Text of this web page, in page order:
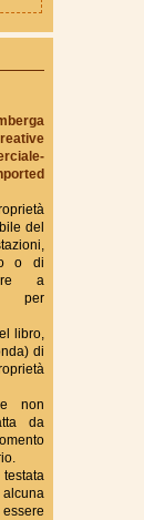
del
o di
a
per
libro,
di
non
da